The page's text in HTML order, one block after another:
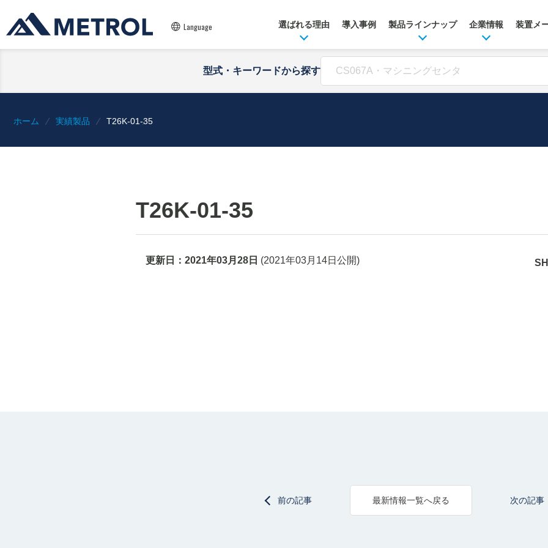
Language 選ばれる理由 導入事例 製品ラインナップ 企業情報 装置メ
型式・キーワードから探す
ホーム 実績製品 T26K-01-35
T26K-01-35
更新日： 2021年03月28日 (2021年03月14日 公開)
前の記事 最新情報一覧へ戻る 次の記事